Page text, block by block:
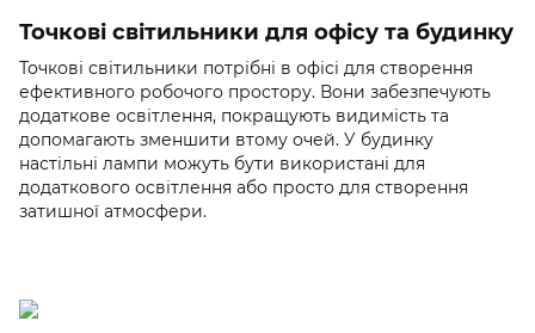
Точкові світильники для офісу та будинку
Точкові світильники потрібні в офісі для створення
ефективного робочого простору. Вони забезпечують
додаткове освітлення, покращують видимість та
допомагають зменшити втому очей. У будинку
настільні лампи можуть бути використані для
додаткового освітлення або просто для створення
затишної атмосфери.